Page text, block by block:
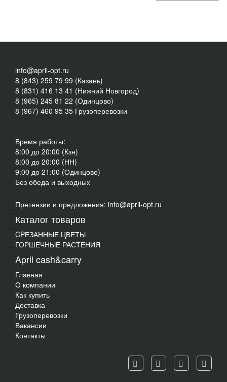
info@april-opt.ru
8 (843) 259 79 99 (Казань)
8 (831) 416 13 41 (Нижний Новгород)
8 (965) 245 81 22 (Одинцово)
8 (967) 460 95 35 Грузоперевозки
Время работы:
8:00 до 20:00 (Кзн)
8:00 до 20:00 (НН)
9:00 до 21:00 (Одинцово)
Без обеда и выходных
Претензии и предложения: info@april-opt.ru
Каталог товаров
CPЕЗАННЫЕ ЦВЕТЫ
ГОРШЕЧНЫЕ РАСТЕНИЯ
April cash&carry
Главная
О компании
Как купить
Доставка
Грузоперевозки
Вакансии
Контакты